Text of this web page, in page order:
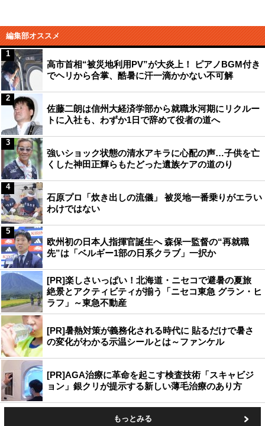
編集部オススメ
高市首相“被災地利用PV”が大炎上！ ピアノBGM付き
でヘリから合掌、酷暑に汗一滴かかない不可解
1
佐藤二朗は信州大経済学部から就職氷河期にリクルー
トに入社も、わずか1日で辞めて役者の道へ
2
強いショック状態の清水アキラに心配の声…子供を亡
くした神田正輝らもたどった遺族ケアの道のり
3
石原プロ「炊き出しの流儀」 被災地一番乗りがエラい
わけではない
4
欧州初の日本人指揮官誕生へ 森保一監督の“再就職
先”は「ベルギー1部の日系クラブ」一択か
5
[PR]楽しさいっぱい！北海道・ニセコで避暑の夏旅
絶景とアクティビティが揃う「ニセコ東急 グラン・ヒ
ラフ」～東急不動産
[PR]暑熱対策が義務化される時代に 貼るだけで暑さ
の変化がわかる示温シールとは～ファンケル
[PR]AGA治療に革命を起こす検査技術「スキャビジ
ョン」銀クリが提示する新しい薄毛治療のあり方
もっとみる